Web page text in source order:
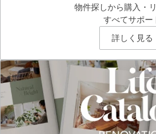
物件探しから購入・
すべてサポー
詳しく見る